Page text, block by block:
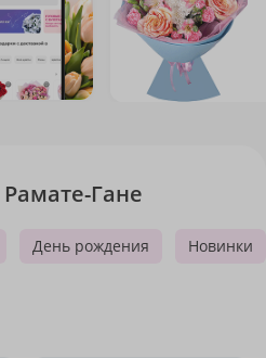
Гане
День рождения Новинки